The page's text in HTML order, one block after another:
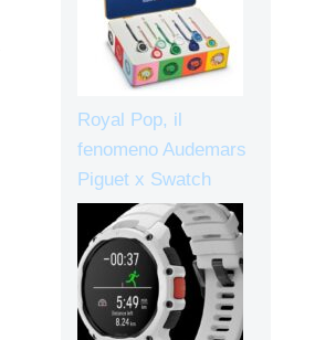
Royal Pop, il
fenomeno Audemars
Piguet x Swatch